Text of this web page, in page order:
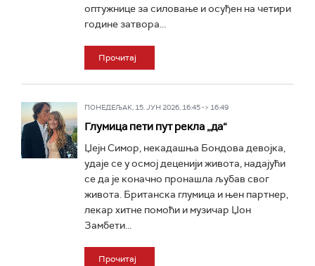
оптужнице за силовање и осуђен на четири
године затвора...
Прочитај
ПОНЕДЕЉАК, 15. ЈУН 2026, 16:45 -> 16:49
Глумица пети пут рекла „да“
Џејн Симор, некадашња Бондова девојка,
удаје се у осмој деценији живота, надајући
се да је коначно пронашла љубав свог
живота. Британска глумица и њен партнер,
лекар хитне помоћи и музичар Џон
Замбети...
Прочитај